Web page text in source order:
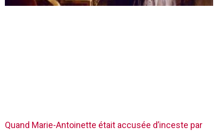
Quand Marie-Antoinette était accusée d’inceste par